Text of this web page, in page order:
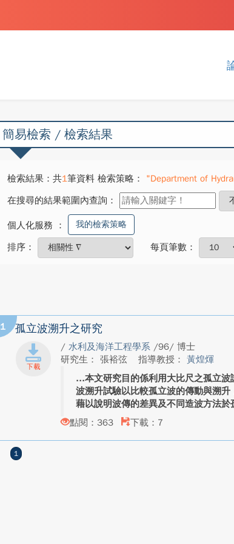
簡易檢索 / 檢索結果
檢索結果：共1筆資料 檢索策略：
"Department of
在搜尋的結果範圍內查詢：
個人化服務 ： 我的檢索策略
排序： 每頁筆數：
1 孤立波溯升之研究
/ 水利及海洋工程學系 /96/ 博士
研究生： 張裕弦
指導教授： 黃煌煇
本文研究目的係利用大比尺之孤立
波溯升試驗以比較孤立波的傳動與溯
藉以說明波傳的差異及不同造波方法於
點閱：363
下載：7
1